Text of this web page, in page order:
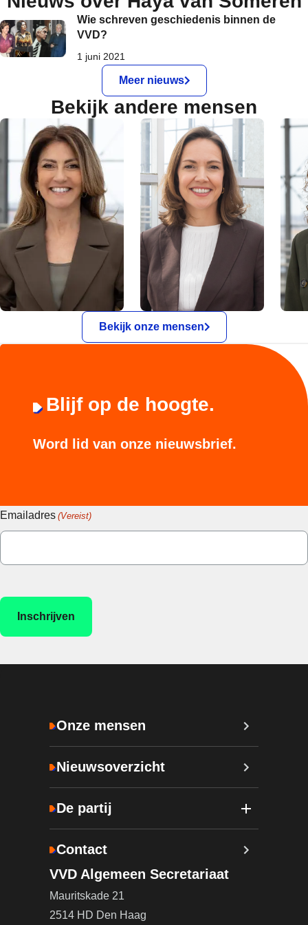
Wie schreven geschiedenis binnen de
VVD?
1 juni 2021
Meer nieuws
Bekijk andere mensen
Bekijk onze mensen
Blijf op de hoogte.
Word lid van onze nieuwsbrief.
Emailadres (Vereist)
Onze mensen
Nieuwsoverzicht
De partij
Contact
VVD Algemeen Secretariaat
Mauritskade 21
2514 HD Den Haag